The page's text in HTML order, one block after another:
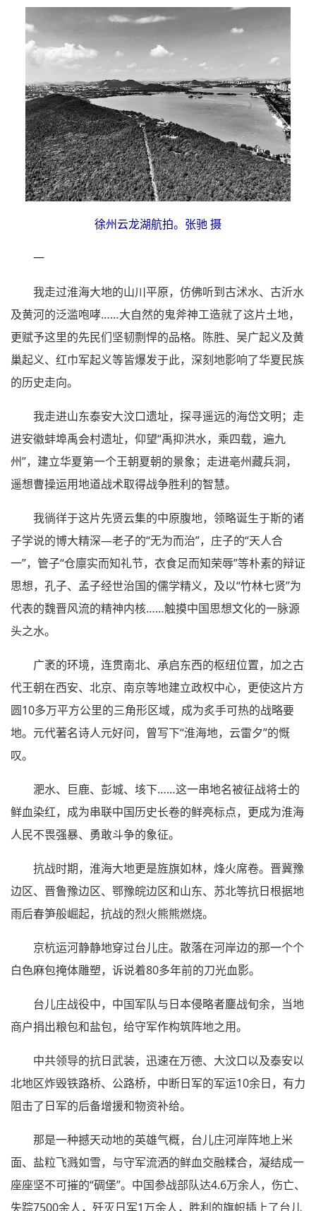
徐州云龙湖航拍。张驰 摄
一
我走过淮海大地的山川平原，仿佛听到古沭水、古沂水
及黄河的泛滥咆哮……大自然的鬼斧神工造就了这片土地，
更赋予这里的先民们坚韧剽悍的品格。陈胜、吴广起义及黄
巢起义、红巾军起义等皆爆发于此，深刻地影响了华夏民族
的历史走向。
我走进山东泰安大汶口遗址，探寻遥远的海岱文明；走
进安徽蚌埠禹会村遗址，仰望“禹抑洪水，乘四载，遍九
州”，建立华夏第一个王朝夏朝的景象；走进亳州藏兵洞，
遥想曹操运用地道战术取得战争胜利的智慧。
我徜徉于这片先贤云集的中原腹地，领略诞生于斯的诸
子学说的博大精深—老子的“无为而治”，庄子的“天人合
一”，管子“仓廪实而知礼节，衣食足而知荣辱”等朴素的辩证
思想，孔子、孟子经世治国的儒学精义，及以“竹林七贤”为
代表的魏晋风流的精神内核……触摸中国思想文化的一脉源
头之水。
广袤的环境，连贯南北、承启东西的枢纽位置，加之古
代王朝在西安、北京、南京等地建立政权中心，更使这片方
圆10多万平方公里的三角形区域，成为炙手可热的战略要
地。元代著名诗人元好问，曾写下“淮海地，云雷夕”的慨
叹。
淝水、巨鹿、彭城、垓下……这一串地名被征战将士的
鲜血染红，成为串联中国历史长卷的鲜亮标点，更成为淮海
人民不畏强暴、勇敢斗争的象征。
抗战时期，淮海大地更是旌旗如林，烽火席卷。晋冀豫
边区、晋鲁豫边区、鄂豫皖边区和山东、苏北等抗日根据地
雨后春笋般崛起，抗战的烈火熊熊燃烧。
京杭运河静静地穿过台儿庄。散落在河岸边的那一个个
白色麻包掩体雕塑，诉说着80多年前的刀光血影。
台儿庄战役中，中国军队与日本侵略者鏖战旬余，当地
商户捐出粮包和盐包，给守军作构筑阵地之用。
中共领导的抗日武装，迅速在万德、大汶口以及泰安以
北地区炸毁铁路桥、公路桥，中断日军的军运10余日，有力
阻击了日军的后备增援和物资补给。
那是一种撼天动地的英雄气概，台儿庄河岸阵地上米
面、盐粒飞溅如雪，与守军流洒的鲜血交融糅合，凝结成一
座座坚不可摧的“碉堡”。中国参战部队达4.6万余人，伤亡、
失踪7500余人，歼灭日军1万余人，胜利的旗帜插上了台儿